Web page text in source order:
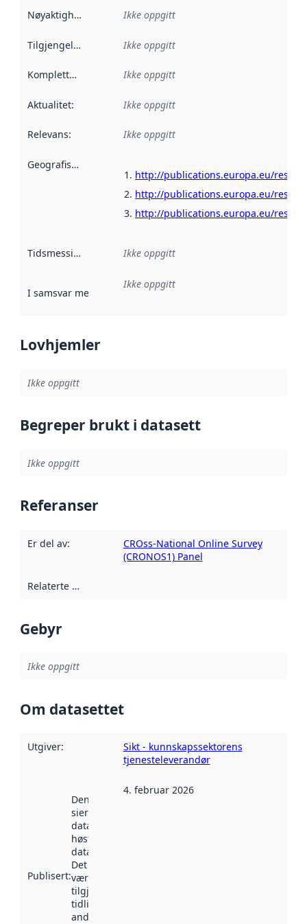
Nøyaktighet Ikke oppgitt
Tilgjengelighet Ikke oppgitt
Kompletthet Ikke oppgitt
Aktualitet: Ikke oppgitt
Relevans: Ikke oppgitt
Geografisk avgrensning
http://publications.europa.eu/
http://publications.europa.eu/
http://publications.europa.eu/
Tidsmessig avgrensning :
Ikke oppgitt
I samsvar med Referanse til en implementasjonsregel
Ikke oppgitt
Lovhjemler
Ikke oppgitt
Begreper brukt i datasett
Ikke oppgitt
Referanser
Er del av:
CROss-National Online Survey
(CRONOS1) Panel
Relaterte ressurser
Gebyr
Ikke oppgitt
Om datasettet
Utgiver:
Sikt - kunnskapssektorens
tjenesteleverandør
Publisert:
Denne datoen
sier når
datasettet ble
høstet av
data.norge.no.
Det kan ha
vært
tilgjengelig
tidligere
andre steder.
4. februar 2026